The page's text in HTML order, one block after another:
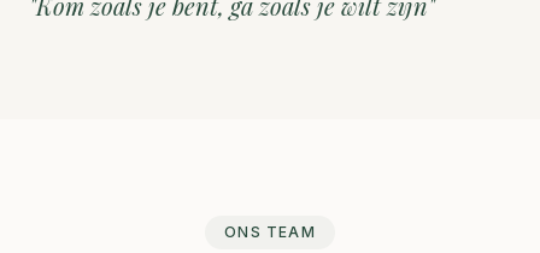
ONS TEAM